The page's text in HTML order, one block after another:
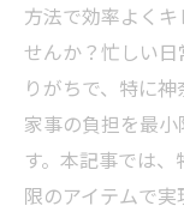
方法で効率よく
せんか？忙しい
りがちで、特に
家事の負担を最
す。本記事では
限のアイテムで